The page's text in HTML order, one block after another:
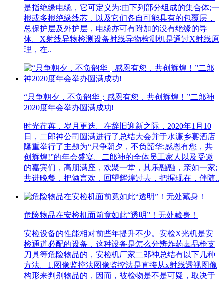
是指绝缘电缆，它可定义为:由下列部分组成的集合体;一
根或多根绝缘线芯，以及它们各自可能具有的包覆层，
总保护层及外护层，电缆亦可有附加的没有绝缘的导
体。X射线异物检测设备射线异物检测机是通过X射线原
理，在..
“只争朝夕，不负韶华；感恩有您，共创辉煌！”二郎神
2020度年会举办圆满成功!
时光荏苒，岁月更迭。在辞旧迎新之际，2020年1月10
日，二郎神公司圆满进行了总结大会并于水濂乡宴酒店
隆重举行了主题为“只争朝夕，不负韶华;感恩有您，共
创辉煌!”的年会盛宴。二郎神的全体员工家人以及受邀
的嘉宾们，高朋满座，欢聚一堂，其乐融融，亲如一家;
共进晚餐，把酒言欢，回望辉煌过去，把握现在，伴随..
危险物品在安检机面前竟如此“透明”！无处藏身！
安检设备的性能相对前些年提升不少。安检X光机是安
检通道必配的设备，这种设备是怎么分辨炸药毒品枪支
刀具等危险物品的，安检机厂家二郎神总结有以下几种
方法。1.图像监控法图像监控法是直接从x射线透视图像
构形来判别物品的，因而，被检物是不是可疑，取决于